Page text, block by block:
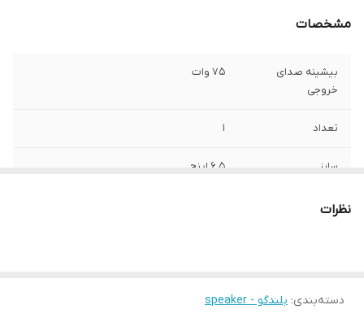
مشخصات
بیشینه صدای
خروجی
75 وات
تعداد 1
سایز 6.5 اینچ
عمق نصبنظرات
دسته‌بندی: بلندگو - speaker